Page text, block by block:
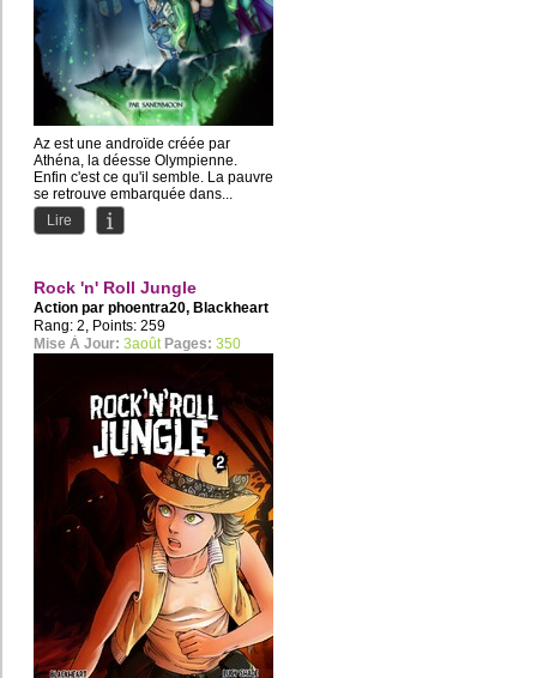
Az est une androïde créée par
Athéna, la déesse Olympienne.
Enfin c'est ce qu'il semble. La pauvre
se retrouve embarquée dans...
Lire
Rock 'n' Roll Jungle
Action par phoentra20, Blackheart
Rang: 2, Points: 259
Mise À Jour: 3août Pages: 350